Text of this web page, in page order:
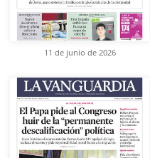
11 de junio de 2026